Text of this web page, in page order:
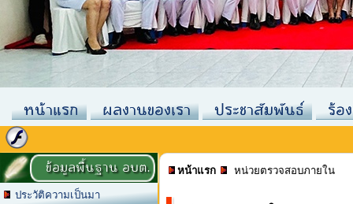
หน้าแรก ผลงานของเรา ประชาสัมพันธ์ ร้อ
ข้อมูลพื้นฐาน อบต.
ประวัติความเป็นมา
หน้าแรก หน่วยตรวจสอบภายใน